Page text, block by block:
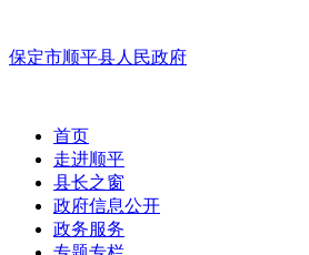
保定市顺平县人民政府
首页
走进顺平
县长之窗
政府信息公开
政务服务